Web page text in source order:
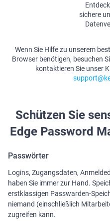
sichere
Wenn Sie Hilfe zu unserem
Browser benötigen, besuchen
kontaktieren Sie unser
Schützen Sie
Edge Password
Passwörter
Logins, Zugangsdaten,
haben Sie immer zur Hand.
erstklassigen Passwarden-
niemand (einschließlich
zugreifen kann.